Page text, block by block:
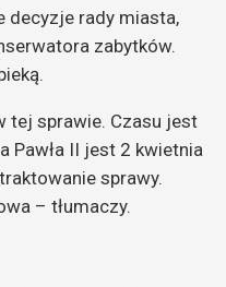
decyzje rady miasta,
zabytków.
tej sprawie. Czasu jest
Pawła II jest 2 kwietnia
sprawy.
– tłumaczy.